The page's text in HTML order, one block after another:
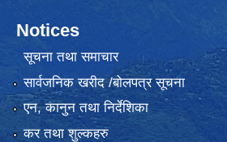
Notices
सूचना तथा समाचार
सार्वजनिक खरीद /बोलपत्र सूचना
एन, कानुन तथा निर्देशिका
कर तथा शुल्कहरु